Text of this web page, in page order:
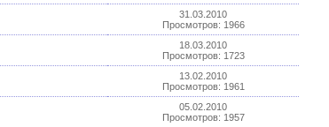
31.03.2010
Просмотров: 1966
18.03.2010
Просмотров: 1723
13.02.2010
Просмотров: 1961
05.02.2010
Просмотров: 1957